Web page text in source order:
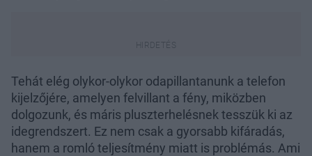
Tehát elég olykor-olykor odapillantanunk a telefon
kijelzőjére, amelyen felvillant a fény, miközben
dolgozunk, és máris pluszterhelésnek tesszük ki az
idegrendszert. Ez nem csak a gyorsabb kifáradás,
hanem a romló teljesítmény miatt is problémás. Ami